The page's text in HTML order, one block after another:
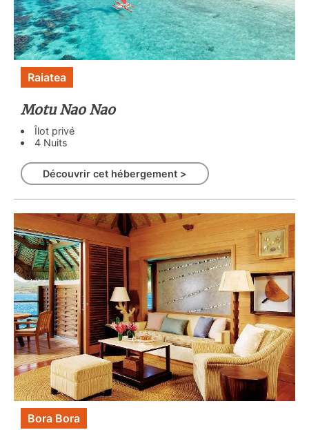
Raiatea
Motu Nao Nao
Îlot privé
4 Nuits
Découvrir cet hébergement >
Bora Bora